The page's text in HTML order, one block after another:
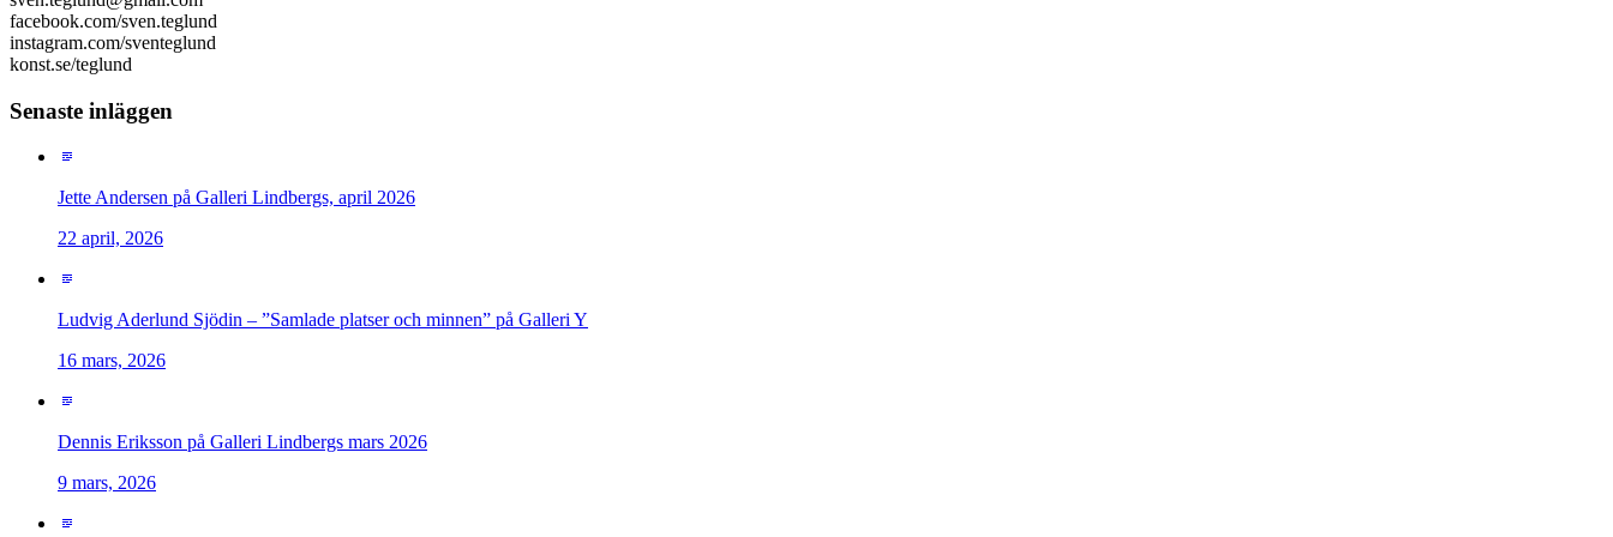
facebook.com/sven.teglund
instagram.com/sventeglund
konst.se/teglund
Senaste inläggen
Jette Andersen på Galleri Lindbergs, april 2026
22 april, 2026
Ludvig Aderlund Sjödin – ”Samlade platser och minnen” på Galleri Y
16 mars, 2026
Dennis Eriksson på Galleri Lindbergs mars 2026
9 mars, 2026